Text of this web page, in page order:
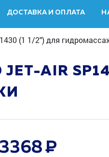
ДОСТАВКА И ОПЛАТА
(1 1/2") для
AIR
3368